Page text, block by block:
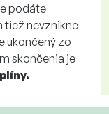
podáte
tiež nevznikne
ukončený zo
skončenia je